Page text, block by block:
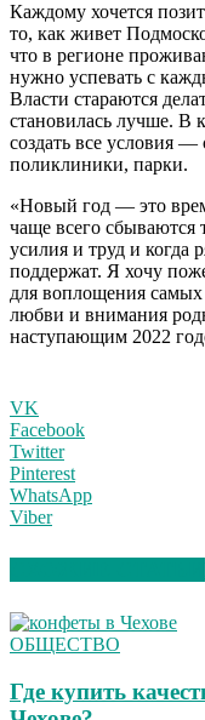
Каждому хочется
то, как живет
что в регионе
нужно успевать с
Власти стараются
становилась лучше. В
создать все условия
поликлиники, парки.
«Новый год — это
чаще всего сбываются
усилия и труд и когда
поддержат. Я хочу
для воплощения
любви и внимания
наступающим 2022
VK
Facebook
Twitter
Pinterest
WhatsApp
Viber
ОБЩЕСТВО
Где купить